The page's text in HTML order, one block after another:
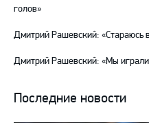
голов»
Дмитрий Рашевский: «Стараюсь
Дмитрий Рашевский: «Мы
Последние новости